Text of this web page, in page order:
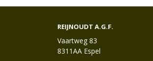
REIJNOUDT A.G.F.
Vaartweg 83
8311AA Espel